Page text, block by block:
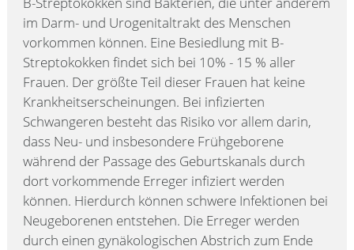
im Darm- und Urogenitaltrakt des Menschen
vorkommen können. Eine Besiedlung mit B-
Streptokokken findet sich bei 10% - 15 % aller
Frauen. Der größte Teil dieser Frauen hat keine
Krankheitserscheinungen. Bei infizierten
Schwangeren besteht das Risiko vor allem darin,
dass Neu- und insbesondere Frühgeborene
während der Passage des Geburtskanals durch
dort vorkommende Erreger infiziert werden
können. Hierdurch können schwere Infektionen bei
Neugeborenen entstehen. Die Erreger werden
durch einen gynäkologischen Abstrich zum Ende